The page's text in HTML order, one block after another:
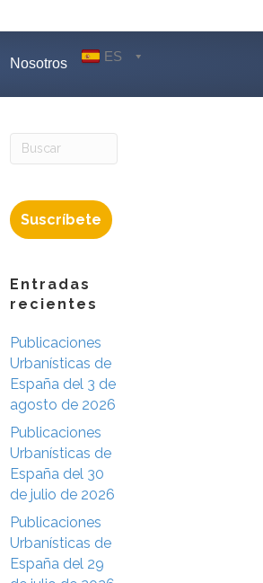
Nosotros ES
Suscríbete
Entradas
recientes
Publicaciones
Urbanísticas de
España del 3 de
agosto de 2026
Publicaciones
Urbanísticas de
España del 30
de julio de 2026
Publicaciones
Urbanísticas de
España del 29